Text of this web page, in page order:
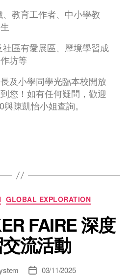
教育工作者、中小學教
區有愛展區、歷境學習成
坊等
及小學同學光臨本校開放
您！如有任何疑問，歡迎
陳凱怡小姐查詢。
GLOBAL EXPLORATION
FAIRE 深度
流活動
03/11/2025